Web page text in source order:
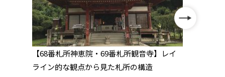
【68番札所神恵院・69番札所観音寺】レイ
ライン的な観点から見た札所の構造